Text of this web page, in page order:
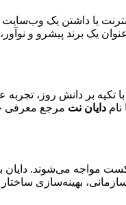
یا داشتن یک
یک برند پیشرو و
بر دانش روز، تجربه
دایان نت مرجع معرفی
مواجه می‌شوند. دایان
بهینه‌سازی ساختار